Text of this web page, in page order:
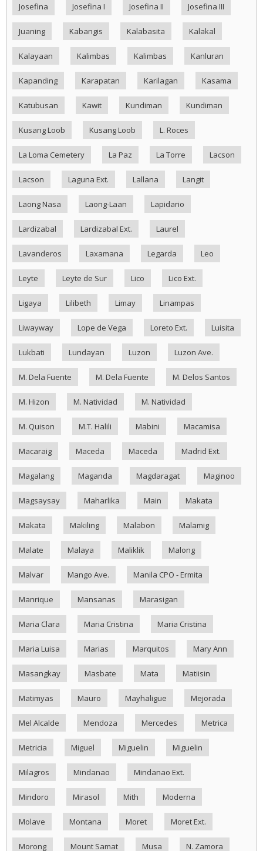
Josefina Josefina I Josefina II Josefina III
Juaning Kabangis Kalabasita Kalakal
Kalayaan Kalimbas Kalimbas Kanluran
Kapanding Karapatan Karilagan Kasama
Katubusan Kawit Kundiman Kundiman
Kusang Loob Kusang Loob L. Roces
La Loma Cemetery La Paz La Torre Lacson
Lacson Laguna Ext. Lallana Langit
Laong Nasa Laong-Laan Lapidario
Lardizabal Lardizabal Ext. Laurel
Lavanderos Laxamana Legarda Leo
Leyte Leyte de Sur Lico Lico Ext.
Ligaya Lilibeth Limay Linampas
Liwayway Lope de Vega Loreto Ext. Luisita
Lukbati Lundayan Luzon Luzon Ave.
M. Dela Fuente M. Dela Fuente M. Delos Santos
M. Hizon M. Natividad M. Natividad
M. Quison M.T. Halili Mabini Macamisa
Macaraig Maceda Maceda Madrid Ext.
Magalang Maganda Magdaragat Maginoo
Magsaysay Maharlika Main Makata
Makata Makiling Malabon Malamig
Malate Malaya Maliklik Malong
Malvar Mango Ave. Manila CPO - Ermita
Manrique Mansanas Marasigan
Maria Clara Maria Cristina Maria Cristina
Maria Luisa Marias Marquitos Mary Ann
Masangkay Masbate Mata Matiisin
Matimyas Mauro Mayhaligue Mejorada
Mel Alcalde Mendoza Mercedes Metrica
Metricia Miguel Miguelin Miguelin
Milagros Mindanao Mindanao Ext.
Mindoro Mirasol Mith Moderna
Molave Montana Moret Moret Ext.
Morong Mount Samat Musa N. Zamora